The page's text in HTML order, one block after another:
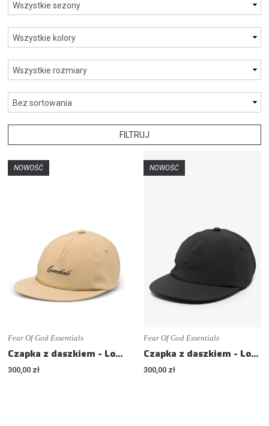
FILTRUJ
NOWOŚĆ
Fear Of God Essentials
Czapka z daszkiem - Logo-embroidered baseball cap
300,00 zł
NOWOŚĆ
Fear Of God Essentials
Czapka z daszkiem - Logo-embroidered baseball cap
300,00 zł